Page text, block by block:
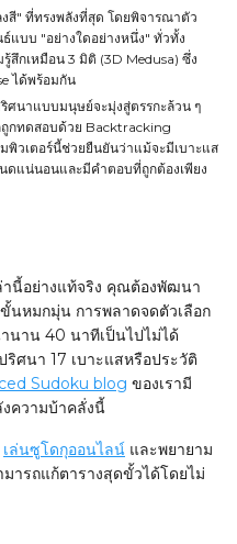
สี" ที่ทรงพลังที่สุด โดยพิจารณาตัว
แบบ "อย่างใดอย่างหนึ่ง" ทั่วทั้ง
สึกเหมือน 3 มิติ (3D Medusa) ซึ่ง
ได้พร้อมกัน
นาแบบมนุษย์จะมุ่งสู่ตรรกะล้วน ๆ
กทดสอบด้วย Backtracking
วเตอร์นี้ช่วยยืนยันว่าแม้จะมีเบาะแส
ดแน่นอนและมีคำตอบที่ถูกต้องเพียง
นี้อย่างแท้จริง คุณต้องพัฒนา
นหมกมุ่น การพลาดจดตัวเลือก
านาน 40 นาทีเป็นไปไม่ได้
ศนา 17 เบาะแสหรือประวัติ
Sudoku blog ของเรามี
ความบ้าคลั่งนี้
เล่นซูโดกุออนไลน์ และพยายาม
ารถแก้ตารางสุดขั้วได้โดยไม่